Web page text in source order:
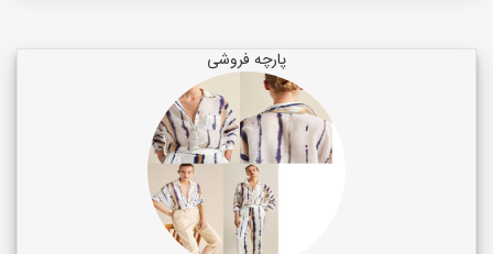
پارچه فروشی